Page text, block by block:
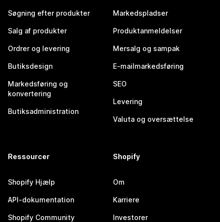
Søgning efter produkter
Salg af produkter
Ordrer og levering
Butiksdesign
Markedsføring og
konvertering
Butiksadministration
Markedspladser
Produktanmeldelser
Mersalg og sampak
E-mailmarkedsføring
SEO
Levering
Valuta og oversættelse
Ressourcer
Shopify Hjælp
API-dokumentation
Shopify Community
Shopify
Om
Karriere
Investorer